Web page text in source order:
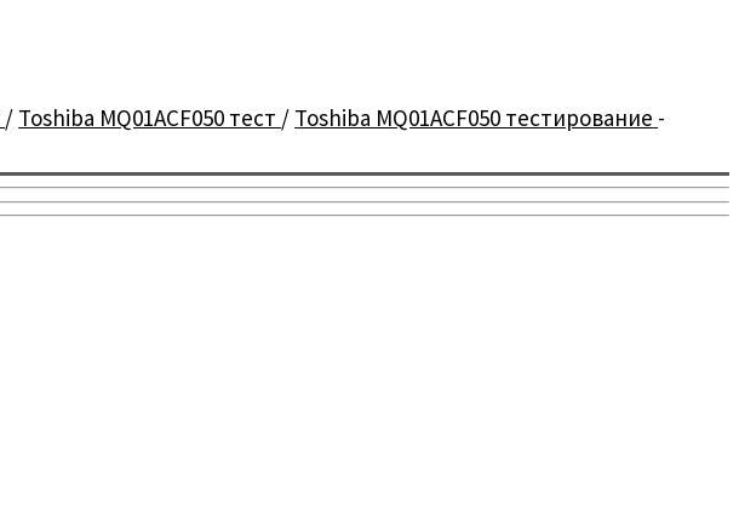
/ Toshiba MQ01ACF050 тест / Toshiba MQ01ACF050 тестирование -